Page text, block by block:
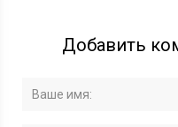
Добавить